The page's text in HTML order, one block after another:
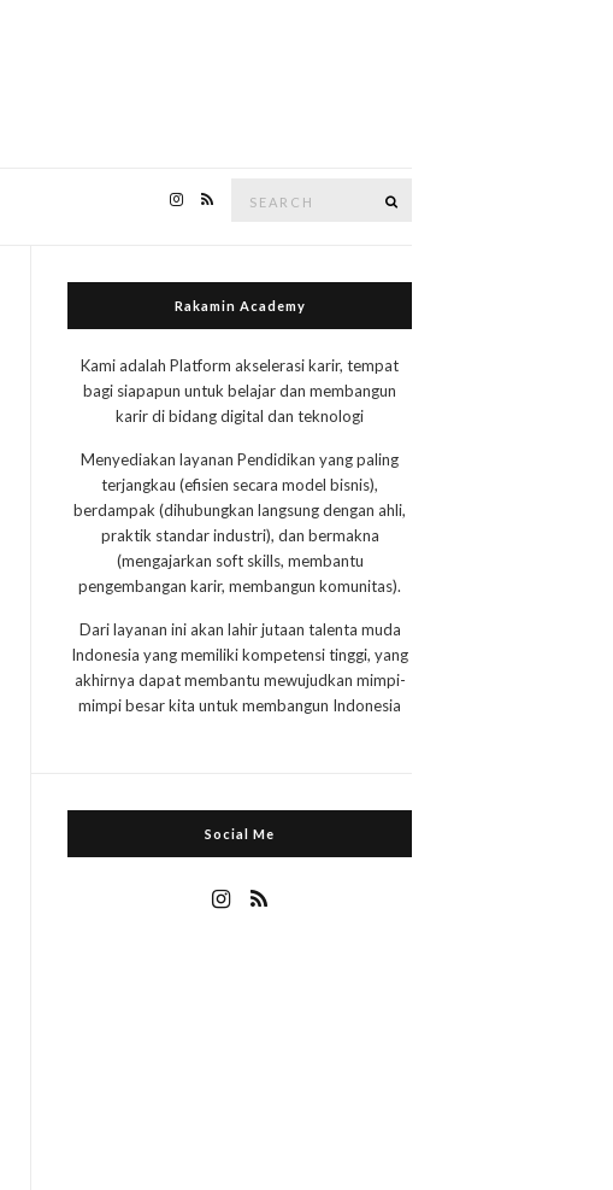
Rakamin Academy
Kami adalah Platform akselerasi karir, tempat
bagi siapapun untuk belajar dan membangun
karir di bidang digital dan teknologi
Menyediakan layanan Pendidikan yang paling
terjangkau (efisien secara model bisnis),
berdampak (dihubungkan langsung dengan ahli,
praktik standar industri), dan bermakna
(mengajarkan soft skills, membantu
pengembangan karir, membangun komunitas).
Dari layanan ini akan lahir jutaan talenta muda
Indonesia yang memiliki kompetensi tinggi, yang
akhirnya dapat membantu mewujudkan mimpi-
mimpi besar kita untuk membangun Indonesia
Social Me